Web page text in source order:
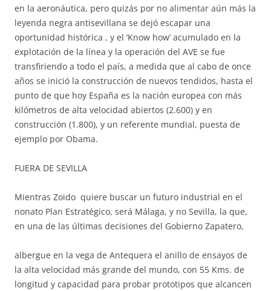
en la aeronáutica, pero quizás por no alimentar aún más la
leyenda negra antisevillana se dejó escapar una
oportunidad histórica , y el ‘Know how’ acumulado en la
explotación de la línea y la operación del AVE se fue
transfiriendo a todo el país, a medida que al cabo de once
años se inició la construcción de nuevos tendidos, hasta el
punto de que hoy España es la nación europea con más
kilómetros de alta velocidad abiertos (2.600) y en
construcción (1.800), y un referente mundial, puesta de
ejemplo por Obama.
FUERA DE SEVILLA
Mientras Zoido quiere buscar un futuro industrial en el
nonato Plan Estratégico, será Málaga, y no Sevilla, la que,
en una de las últimas decisiones del Gobierno Zapatero,
albergue en la vega de Antequera el anillo de ensayos de
la alta velocidad más grande del mundo, con 55 Kms. de
longitud y capacidad para probar prototipos que alcancen